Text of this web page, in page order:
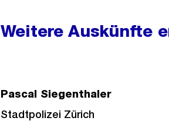
Weitere Auskünfte
Pascal Siegenthaler
Stadtpolizei Zürich